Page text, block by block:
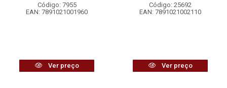
Código: 7955
EAN: 7891021001960
Ver preço
Código: 25692
EAN: 7891021002110
Ver preço